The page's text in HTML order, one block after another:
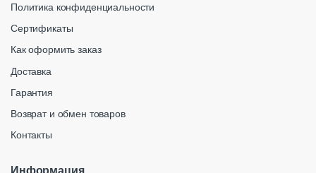
Политика конфиденциальности
Сертификаты
Как оформить заказ
Доставка
Гарантия
Возврат и обмен товаров
Контакты